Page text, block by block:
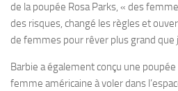
de la poupée Rosa Parks, « des
des risques, changé les règles et
de femmes pour rêver plus grand que
Barbie a également conçu une
femme américaine à voler dans